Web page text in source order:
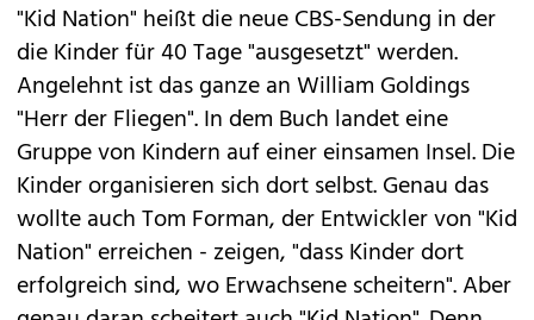
"Kid Nation" heißt die neue CBS-Sendung in der
die Kinder für 40 Tage "ausgesetzt" werden.
Angelehnt ist das ganze an William Goldings
"Herr der Fliegen". In dem Buch landet eine
Gruppe von Kindern auf einer einsamen Insel. Die
Kinder organisieren sich dort selbst. Genau das
wollte auch Tom Forman, der Entwickler von "Kid
Nation" erreichen - zeigen, "dass Kinder dort
erfolgreich sind, wo Erwachsene scheitern". Aber